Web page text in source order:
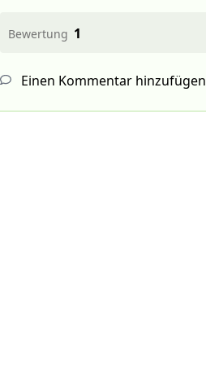
Bewertung 1
Einen Kommentar hinzufügen